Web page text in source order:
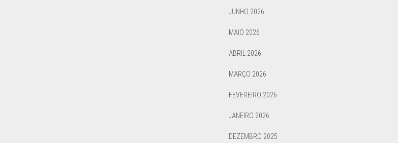
JUNHO 2026
MAIO 2026
ABRIL 2026
MARÇO 2026
FEVEREIRO 2026
JANEIRO 2026
DEZEMBRO 2025